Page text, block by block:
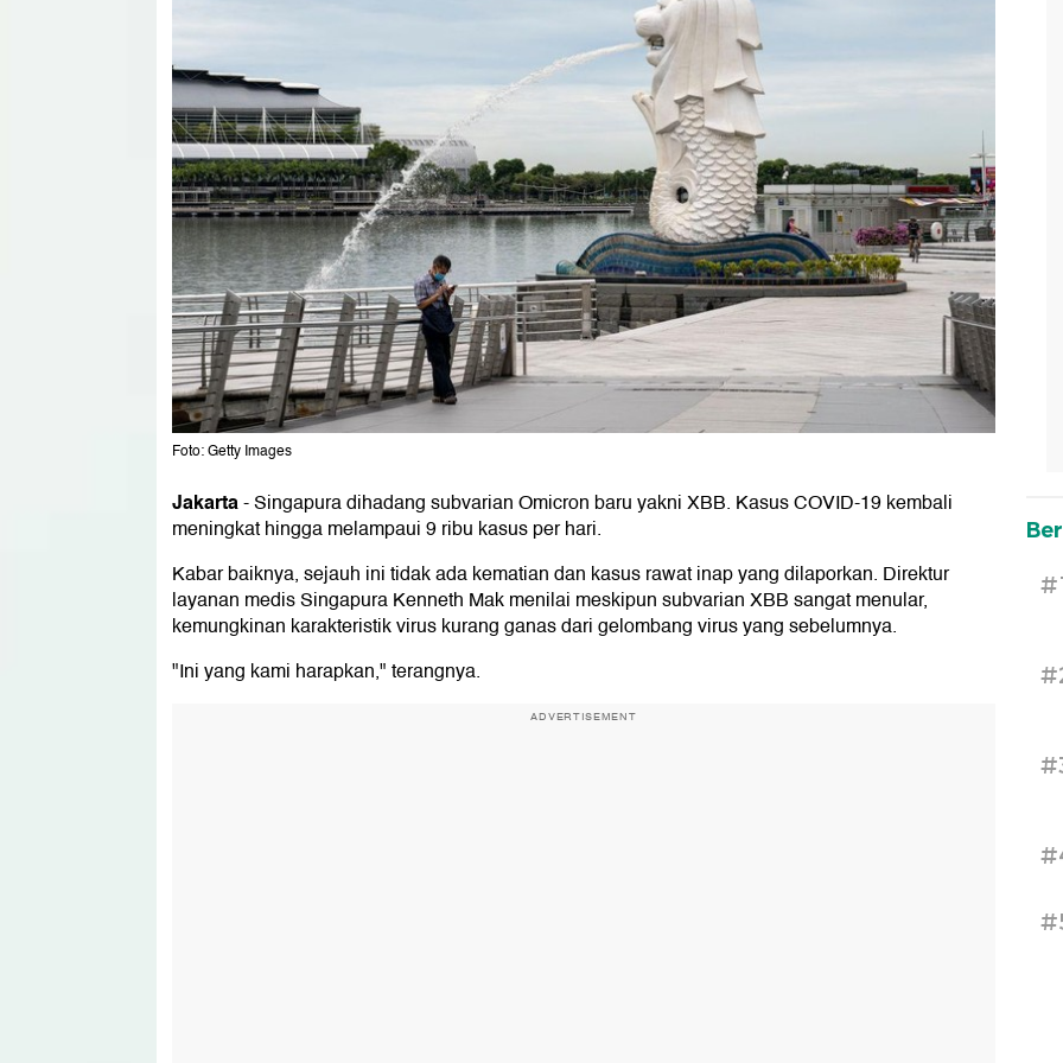
Foto: Getty Images
Jakarta-Singapura dihadang subvarian Omicron baru yakni XBB. Kasus COVID-19 kembali
meningkat hingga melampaui 9 ribu kasus per hari.
Kabar baiknya, sejauh ini tidak ada kematian dan kasus rawat inap yang dilaporkan. Direktur
layanan medis Singapura Kenneth Mak menilai meskipun subvarian XBB sangat menular,
kemungkinan karakteristik virus kurang ganas dari gelombang virus yang sebelumnya.
"Ini yang kami harapkan," terangnya.
ADVERTISEMENT